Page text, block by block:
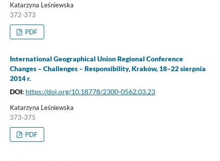
Katarzyna Leśniewska
372-373
PDF
International Geographical Union Regional Conference
Changes – Challenges – Responsibility, Kraków, 18–22 sierpnia
2014 r.
DOI: https://doi.org/10.18778/2300-0562.03.23
Katarzyna Leśniewska
373-375
PDF